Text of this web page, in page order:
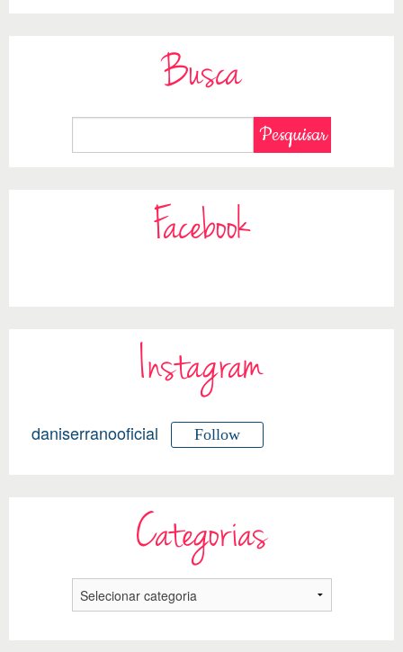
Busca
Facebook
Instagram
daniserranooficial Follow
Categorias